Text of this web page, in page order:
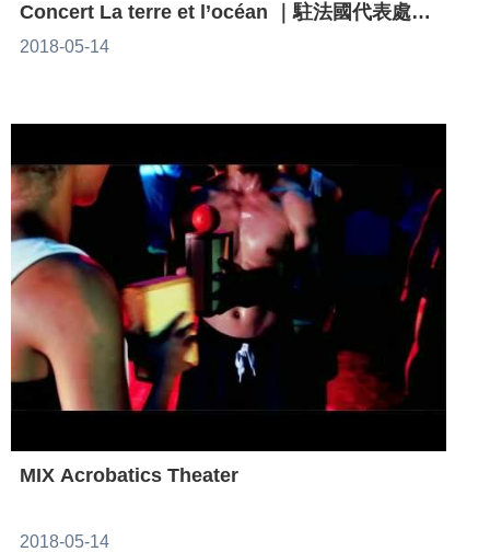
Concert La terre et l’océan ｜駐法國代表處台
灣文化中心參與2015年巴黎外國文化週活動
2018-05-14
MIX Acrobatics Theater
2018-05-14